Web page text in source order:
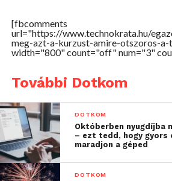
népszerűbb a
ezért az érdeklődés is a
irányából, hiszen ezzel
magyaráztaVarga
[fbcomments
url="https://www.technokrata.hu/
meg-azt-a-kurzust-amire-otszoros-
width="800" count="off" num="3"
További Dotkom
DOTKOM
Októberben nyugdíjba
– ezt tedd, hogy gyors
maradjon a géped
DOTKOM